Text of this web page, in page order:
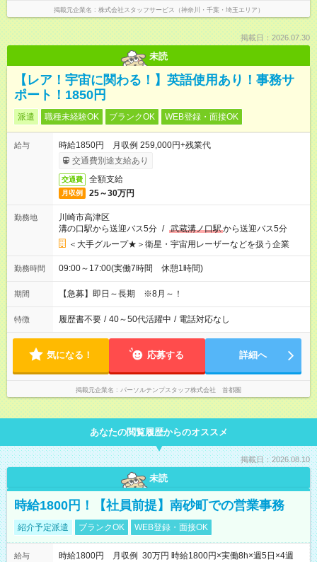
掲載元企業名 株式会社スタッフサービス（神奈川・千葉・埼玉エリア）
掲載日：2026.07.30
未読
【レア！宇宙に関わる！】英語使用あり！事務サ
ポート！1850円
派遣 職種未経験OK ブランクOK WEB登録・面接OK
給与
時給1850円 月収例 259,000円+残業代
交通費別途支給あり
交通費 全額支給
月収例 25～30万円
勤務地
川崎市高津区
溝の口駅から送迎バス5分 / 武蔵溝ノ口駅から送迎バス5分
＜大手グループ★＞衛星・宇宙用レーザーなどを扱う企業
勤務時間 09:00～17:00(実働7時間 休憩1時間)
期間 【急募】即日～長期 ※8月～！
特徴 履歴書不要 / 40～50代活躍中 / 電話対応なし
気になる！ 応募する 詳細へ
掲載元企業名 パーソルテンプスタッフ株式会社 首都圏
あなたの閲覧履歴からのオススメ
掲載日：2026.08.10
未読
時給1800円！【社員前提】南砂町での営業事務
紹介予定派遣 ブランクOK WEB登録・面接OK
給与 時給1800円 月収例 30万円 時給1800円×実働8h×週5日×4週